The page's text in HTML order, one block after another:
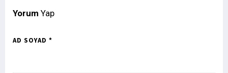
Yorum Yap
AD SOYAD *